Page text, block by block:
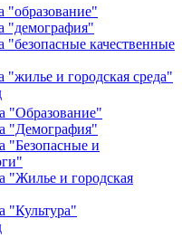
"образование"
"демография"
"безопасные качественные
"жилье и городская среда"
"Образование"
"Демография"
"Безопасные и
"Жилье и городская
"Культура"